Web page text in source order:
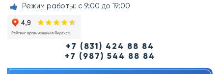
Режим работы: с 9:00 до 19:00
+7 (831) 424 88 84
+7 (987) 544 88 84